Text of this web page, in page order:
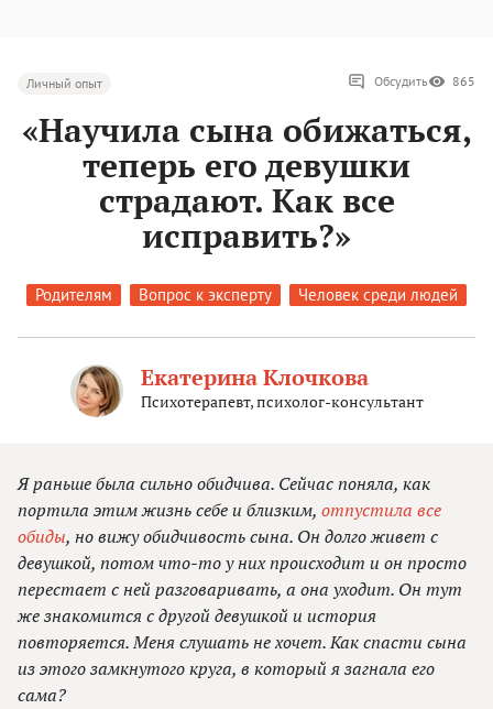
Личный опыт Обсудить 865
«Научила сына обижаться,
теперь его девушки
страдают. Как все
исправить?»
Родителям Вопрос к эксперту Человек среди людей
Екатерина Клочкова
Психотерапевт, психолог-консультант
Я раньше была сильно обидчива. Сейчас поняла, как
портила этим жизнь себе и близким, отпустила все
обиды, но вижу обидчивость сына. Он долго живет с
девушкой, потом что-то у них происходит и он просто
перестает с ней разговаривать, а она уходит. Он тут
же знакомится с другой девушкой и история
повторяется. Меня слушать не хочет. Как спасти сына
из этого замкнутого круга, в который я загнала его
сама?